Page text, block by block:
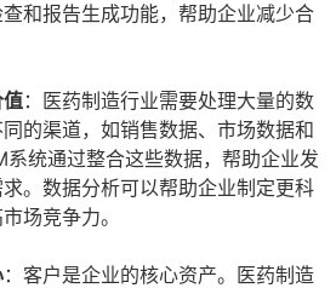
和报告生成功能，帮助企业减少合
：医药制造行业需要处理大量的数
的渠道，如销售数据、市场数据和
系统通过整合这些数据，帮助企业发
。数据分析可以帮助企业制定更科
场竞争力。
：客户是企业的核心资产。医药制造